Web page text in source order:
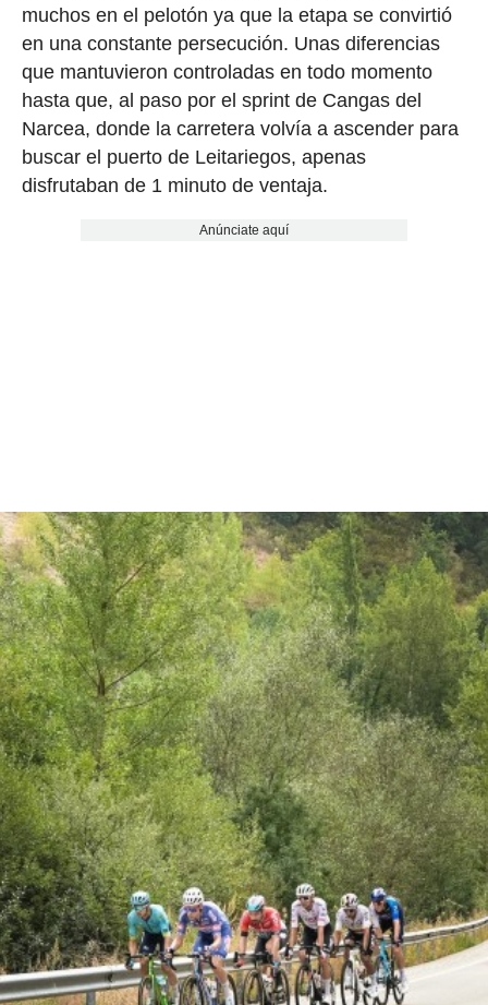
muchos en el pelotón ya que la etapa se convirtió
en una constante persecución. Unas diferencias
que mantuvieron controladas en todo momento
hasta que, al paso por el sprint de Cangas del
Narcea, donde la carretera volvía a ascender para
buscar el puerto de Leitariegos, apenas
disfrutaban de 1 minuto de ventaja.
Anúnciate aquí